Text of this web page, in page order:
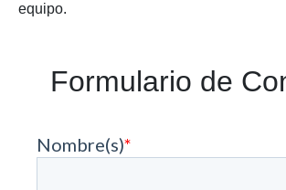
equipo.
Formulario de